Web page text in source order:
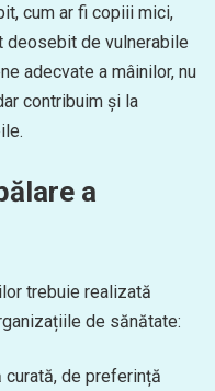
cum ar fi copiii mici,
deosebit de vulnerabile
adecvate a mâinilor, nu
contribuim și la
a
trebuie realizată
de sănătate:
curată, de preferință